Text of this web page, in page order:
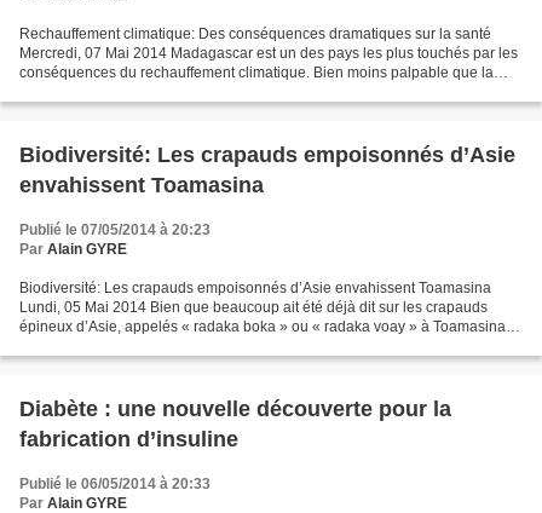
Rechauffement climatique: Des conséquences dramatiques sur la santé
Mercredi, 07 Mai 2014 Madagascar est un des pays les plus touchés par les
conséquences du rechauffement climatique. Bien moins palpable que la
Biodiversité: Les crapauds empoisonnés d’Asie
envahissent Toamasina
Publié le 07/05/2014 à 20:23
Par Alain GYRE
Biodiversité: Les crapauds empoisonnés d’Asie envahissent Toamasina
Lundi, 05 Mai 2014 Bien que beaucoup ait été déjà dit sur les crapauds
épineux d’Asie, appelés « radaka boka » ou « radaka voay » à Toamasina et
Diabète : une nouvelle découverte pour la
fabrication d’insuline
Publié le 06/05/2014 à 20:33
Par Alain GYRE